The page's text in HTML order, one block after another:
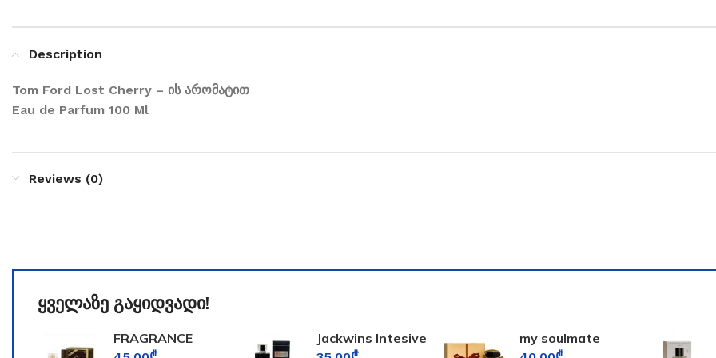
Description
Tom Ford Lost Cherry – ის არომატით
Eau de Parfum 100 Ml
Reviews (0)
ყველაზე გაყიდვადი!
FRAGRANCE
WORLD
Jackwins Intesive
for Men
my soulmate
fragrance world